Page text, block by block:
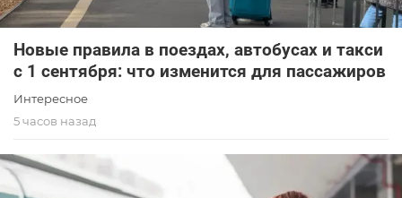
Новые правила в поездах, автобусах и такси
с 1 сентября: что изменится для пассажиров
Интересное
5 часов назад